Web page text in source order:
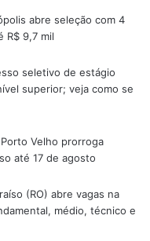
abre seleção com 4
R$ 9,7 mil
seletivo de estágio
superior; veja como se
Velho prorroga
até 17 de agosto
(RO) abre vagas na
médio, técnico e